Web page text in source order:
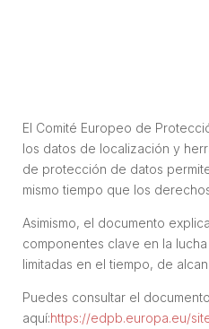
El Comité Europeo de
los datos de localización y
de protección de datos
mismo tiempo que los
Asimismo, el documento
componentes clave en la
limitadas en el tiempo, de
Puedes consultar el documento
aquí:https://edpb.europa.eu/